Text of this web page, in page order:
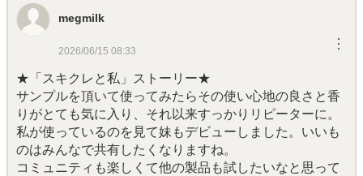
megmilk
2026/06/15 08:33 ︙
★「スキクレと私」ストーリー★
サンプルを頂いて使ってみたらその使い心地の良さと香
りがとても気に入り、それ以来すっかりリピーターに。
私が使っているのを見て妹もデビューしました。いいも
のはみんなで共有したくなりますね。
コミュニティも楽しくて他の製品も試したいなと思って